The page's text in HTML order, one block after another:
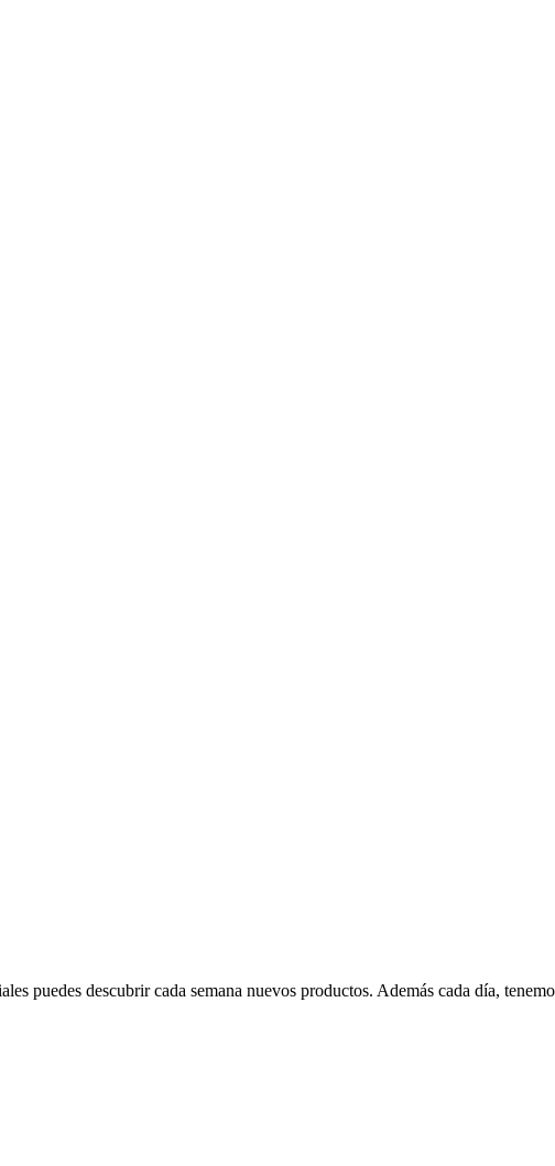
puedes descubrir cada semana nuevos productos. Además cada día,